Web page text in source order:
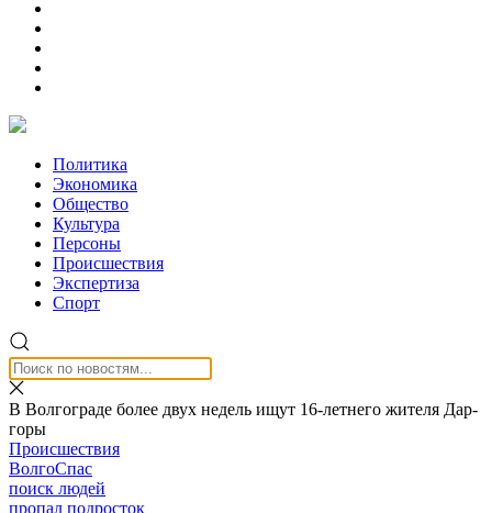
Политика
Экономика
Общество
Культура
Персоны
Происшествия
Экспертиза
Спорт
В Волгограде более двух недель ищут 16-летнего жителя Дар-
горы
Происшествия
ВолгоСпас
поиск людей
пропал подросток